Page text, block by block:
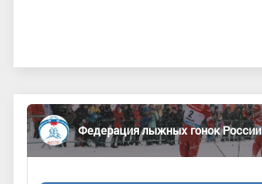
Федерация лыжных гонок России